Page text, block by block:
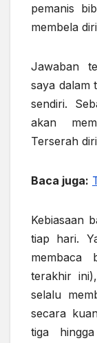
pemanis
membela
Jawaban
saya dalam
sendiri.
akan
Terserah
Baca juga:
Kebiasaan
tiap hari.
membaca
terakhir
selalu
secara
tiga